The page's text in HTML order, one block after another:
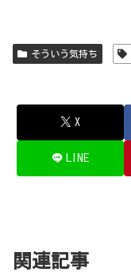
そういう気持ち
X
LINE
関連記事